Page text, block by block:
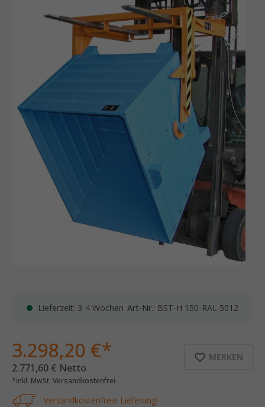
Lieferzeit: 3-4 Wochen Art-Nr.: BST-H 150-RAL 5012
MERKEN
3.298,20 €*
2.771,60 € Netto
*inkl. MwSt. Versandkostenfrei
Versandkostenfreie Lieferung!